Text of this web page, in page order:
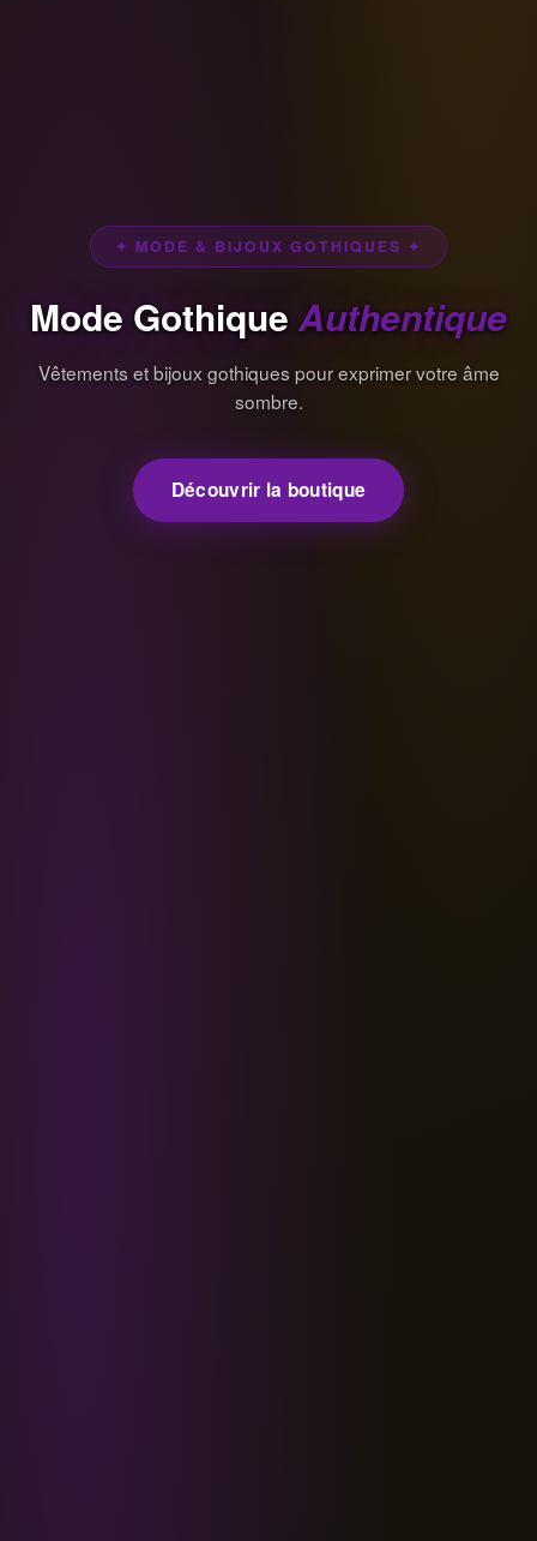
✦ MODE & BIJOUX GOTHIQUES ✦
Mode Gothique Authentique
Vêtements et bijoux gothiques pour exprimer votre âme
sombre.
Découvrir la boutique